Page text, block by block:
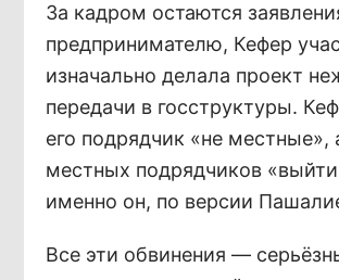
За кадром остаются
предпринимателю, Кефер
изначально делала проект
передачи в госструктуры.
его подрядчик «не
местных подрядчиков
именно он, по версии
Все эти обвинения —